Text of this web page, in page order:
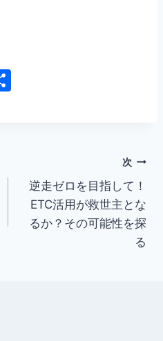
次
逆走ゼロを目指して！
ETC活用が救世主とな
るか？その可能性を探
る